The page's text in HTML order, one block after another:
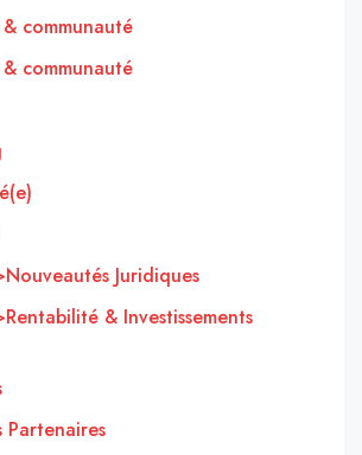
communauté
communauté
Juridiques
& Investissements
Partenaires